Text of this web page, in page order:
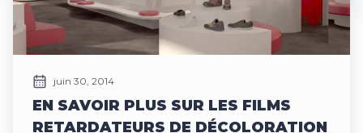
juin 30, 2014
EN SAVOIR PLUS SUR LES FILMS
RETARDATEURS DE DÉCOLORATION